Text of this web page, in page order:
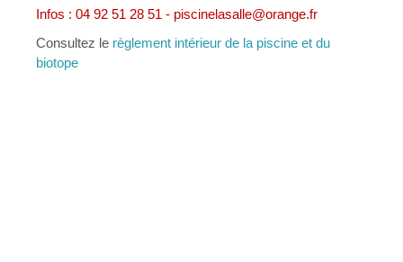
Infos : 04 92 51 28 51 - piscinelasalle@orange.fr
Consultez le règlement intérieur de la piscine et du
biotope